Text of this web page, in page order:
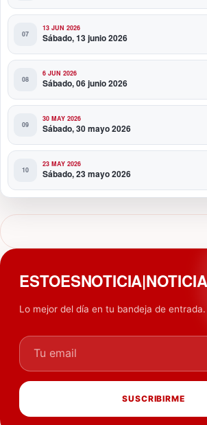
13 JUN 2026
Sábado, 13 junio 2026
6 JUN 2026
Sábado, 06 junio 2026
30 MAY 2026
Sábado, 30 mayo 2026
23 MAY 2026
Sábado, 23 mayo 2026
Lo mejor del día en tu bandeja de entrada.
Tu email
SUSCRIBIRME